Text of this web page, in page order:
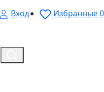
Вход Избранные0